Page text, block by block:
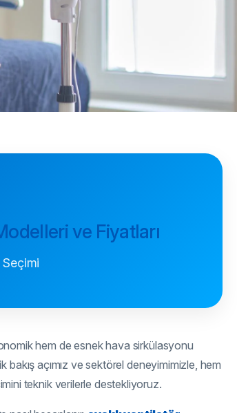
ve Fiyatları
hem de esnek hava sirkülasyonu
bakış açımız ve sektörel deneyimimizle, hem
teknik verilerle destekliyoruz.